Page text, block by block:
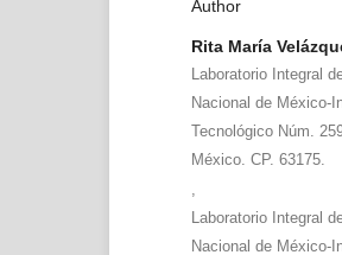
Author
Rita María
Laboratorio Integral
Nacional de México-
Tecnológico Núm.
México. CP. 63175.
Laboratorio Integral
Nacional de México-